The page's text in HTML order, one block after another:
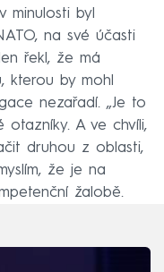
minulosti byl
na své účasti
řekl, že má
kterou by mohl
nezařadí. „Je to
otazníky. A ve chvíli,
druhou z oblasti,
že je na
žalobě.